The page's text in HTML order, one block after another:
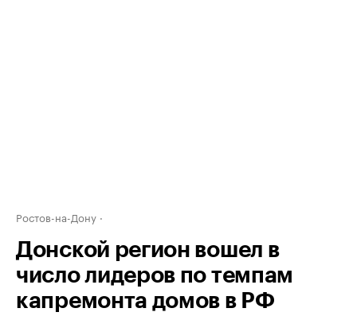
Ростов-на-Дону
Донской регион вошел в
число лидеров по темпам
капремонта домов в РФ